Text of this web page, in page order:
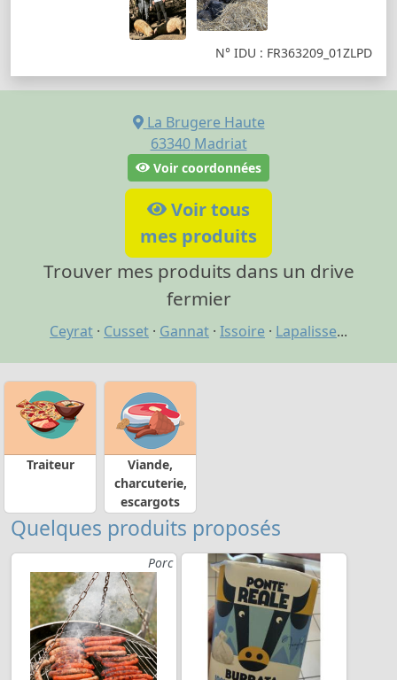
N° IDU : FR363209_01ZLPD
La Brugere Haute
63340 Madriat
Voir coordonnées
Voir tous
mes produits
Trouver mes produits dans un drive
fermier
Ceyrat · Cusset · Gannat · Issoire · Lapalisse...
Traiteur
Viande,
charcuterie,
escargots
Quelques produits proposés
Porc